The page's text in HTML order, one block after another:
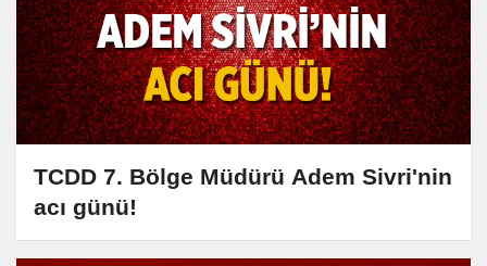
TCDD 7. Bölge Müdürü Adem Sivri'nin
acı günü!